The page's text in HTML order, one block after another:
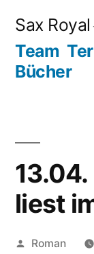
springen
Sax Royal
Team
Bücher
13.04.
liest
Veröffentlicht
Roman